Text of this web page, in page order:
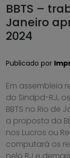
BBTS –
Janeiro
2024
Publicado por
Em assembleia
do Sindpd-RJ,
BBTS no Rio de
a proposta da
nos Lucros ou
computará os